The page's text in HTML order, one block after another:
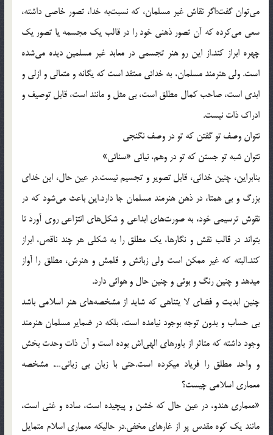
مي‌توان گفت:اگر نقاش غير مسلمان، كه نسبت‌به خدا، تصور خاصي داشته،
سعي مي‌كرده كه آن تصور ذهني خود را در قالب يك مجسمه يا تصور يك
چهره ابراز كند.از اين رو هنر تجسمي در معابد غير مسلمين ديده مي‌شده
است. ولي هنرمند مسلمان، به خدائي معتقد است كه يگانه و متعالي و ازلي و
ابدي است، صاحب كمال مطلق است، بي مثل و مانند است، قابل توصيف و
ادراك ذات نيست.
نتوان وصف تو گفتن كه تو در وصف نگنجي
نتوان شبه تو جستن كه تو در وهم، نيائي «سنائي‌»
بنابراين، چنين خدائي، قابل تصوير و تجسيم نيست.در عين حال، اين خداي
بزرگ و بي همتا، در ذهن هنرمند مسلمان جا دارد.اين باعث مي‌شود كه در
نقوش ترسيمي خود، به صورت‌هاي ابداعي و شكل‌هاي انتزاعي روي آورد تا
بتواند در قالب نقش و نگارها، يك مطلق را به شكلي هر چند ناقص، ابراز
كند.البته كه غير ممكن است ولي زبانش و قلمش و هنرش، مطلق را آواز
ميدهد و چنين رنگ و بوئي و چنين حال و هوائي دارد.
چنين ابديت و فضاي لا يتناهي كه شايد از مشخصه‌هاي هنر اسلامي باشد
بي حساب و بدون توجه بوجود نيامده است، بلكه در ضماير مسلمان هنرمند
وجود داشته كه متاثر از باورهاي الهي‌اش بوده است و آن ذات وحدت بخش
و واحد مطلق را فرياد ميكرده است.حتي با زبان بي زباني…. مشخصه
معماري اسلامي چيست؟
«معماري هندو، در عين حال كه خشن و پيچيده است، ساده و غني است،
مانند يك كوه مقدس پر از غارهاي مخفي.در حاليكه معماري اسلام متمايل